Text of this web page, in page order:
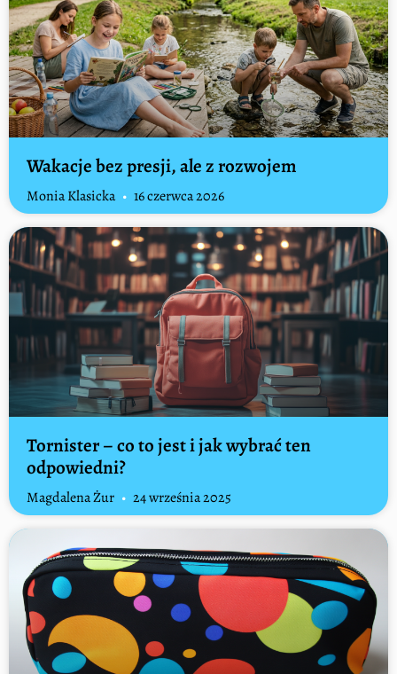
Wakacje bez presji, ale z rozwojem
Monia Klasicka 16 czerwca 2026
Tornister – co to jest i jak wybrać ten
odpowiedni?
Magdalena Żur 24 września 2025